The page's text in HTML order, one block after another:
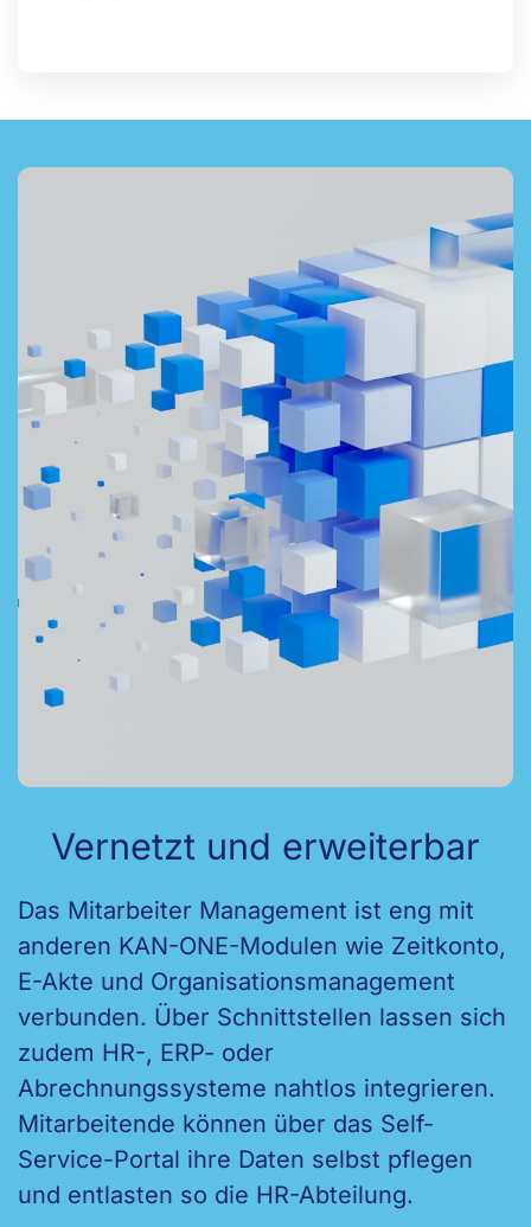
Vernetzt und erweiterbar
Das Mitarbeiter Management ist eng mit
anderen KAN-ONE-Modulen wie Zeitkonto,
E-Akte und Organisationsmanagement
verbunden. Über Schnittstellen lassen sich
zudem HR-, ERP- oder
Abrechnungssysteme nahtlos integrieren.
Mitarbeitende können über das Self-
Service-Portal ihre Daten selbst pflegen
und entlasten so die HR-Abteilung.